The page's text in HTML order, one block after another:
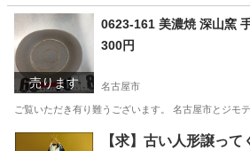
愛知 名古屋市 生活雑貨 リユース
売ります
0623-161 美濃焼 深山窯
300円
名古屋市
ご覧いただき有り難うございます。 名古屋市とジ
愛知 名古屋市 食器 リユース
【求】古い人形譲って